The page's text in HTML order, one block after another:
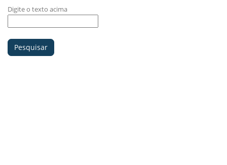
Digite o texto acima